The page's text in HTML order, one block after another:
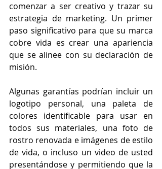
comenzar a ser creativo y trazar su
estrategia de marketing. Un primer
paso significativo para que su marca
cobre vida es crear una apariencia
que se alinee con su declaración de
misión.
Algunas garantías podrían incluir un
logotipo personal, una paleta de
colores identificable para usar en
todos sus materiales, una foto de
rostro renovada e imágenes de estilo
de vida, o incluso un video de usted
presentándose y permitiendo que la